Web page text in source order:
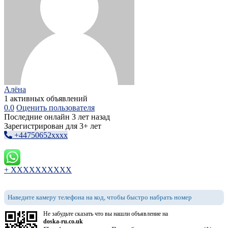
Алёна
1 активных объявлений
0.0 Оценить пользователя
Последние онлайн 3 лет назад
Зарегистрирован для 3+ лет
+44750652xxxx
+ XXXXXXXXXX
Наведите камеру телефона на код, чтобы быстро набрать номер
Не забудьте сказать что вы нашли объявление на
doska-ru.co.uk